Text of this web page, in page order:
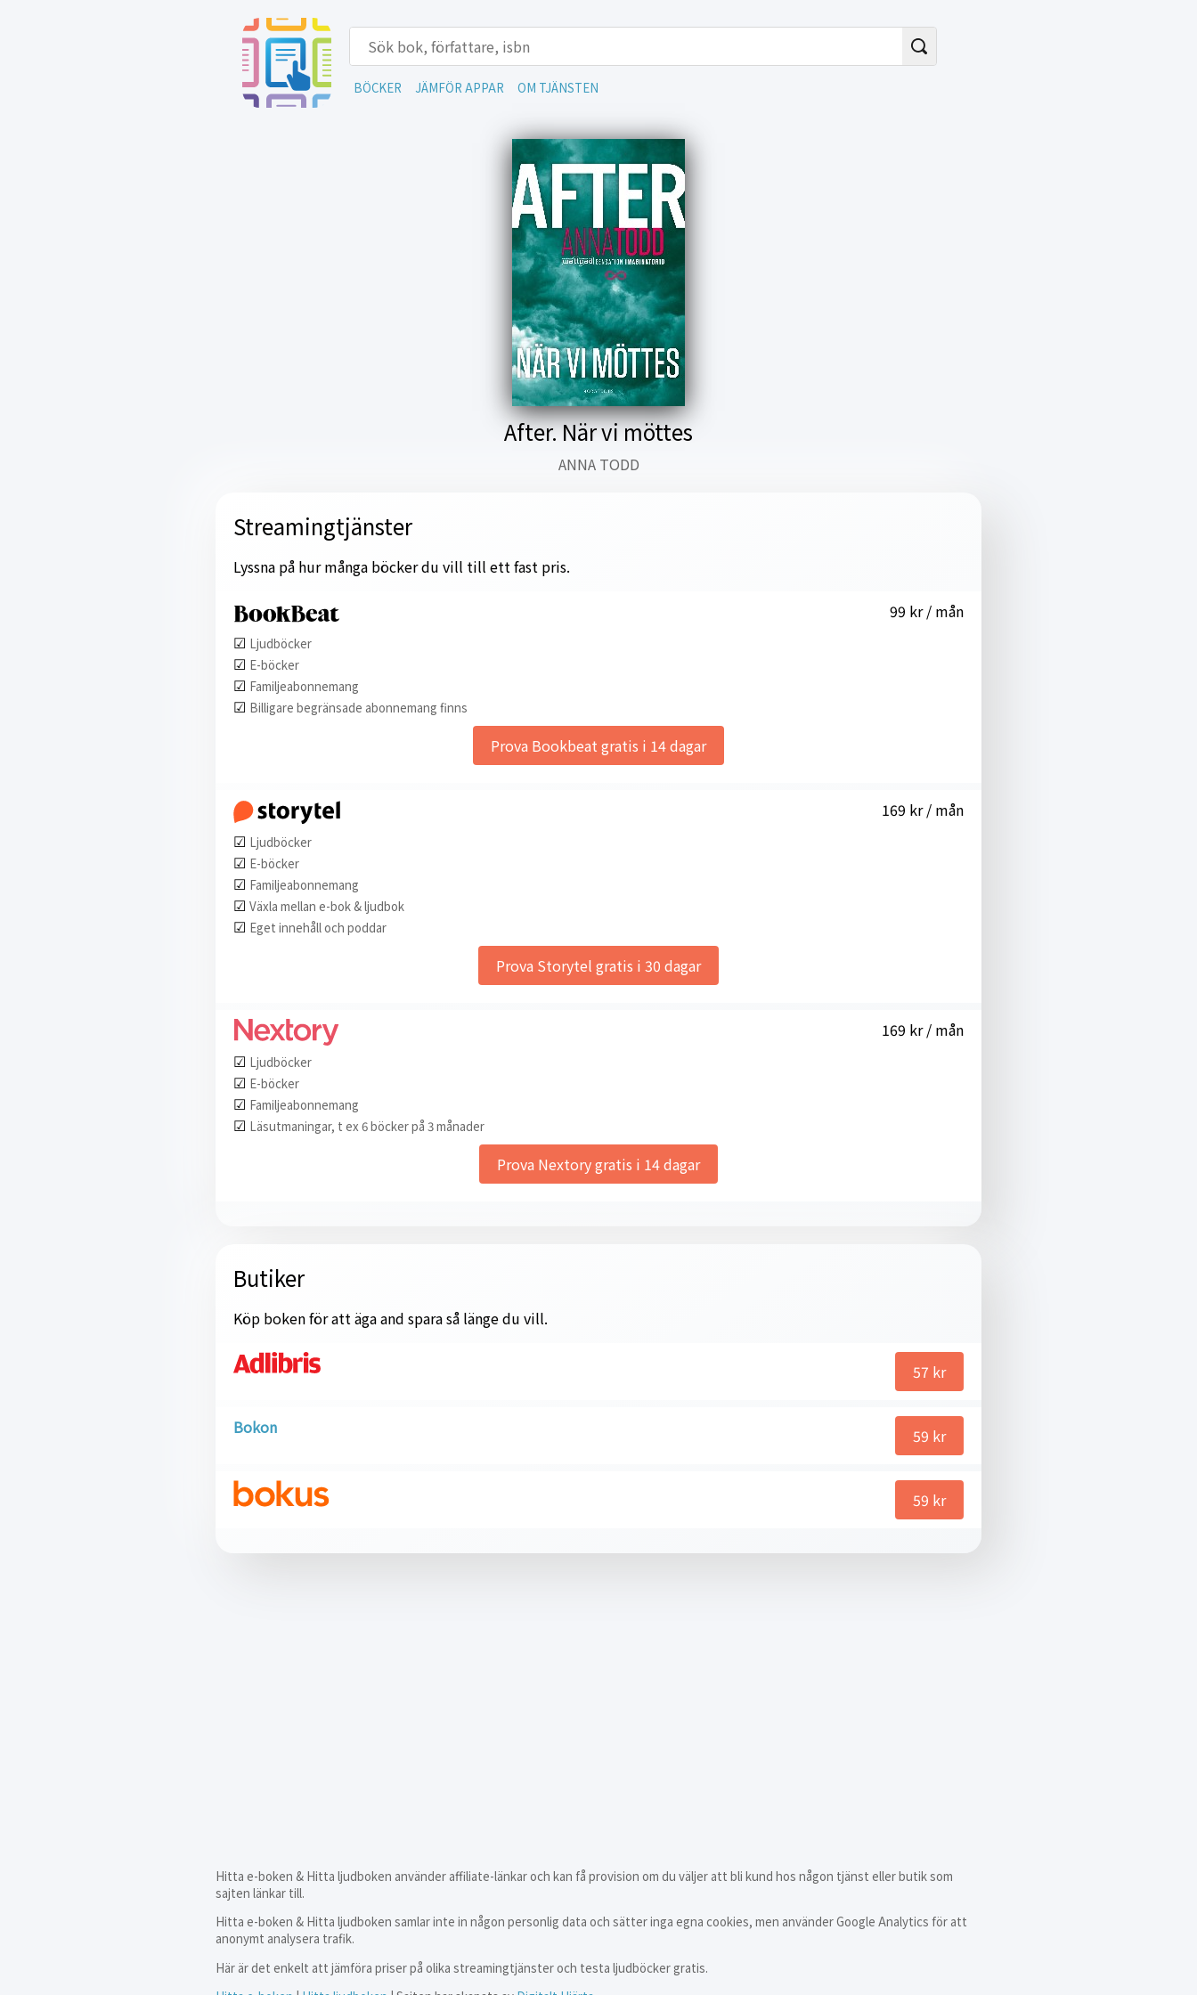
BÖCKER JÄMFÖR APPAR OM TJÄNSTEN
After. När vi möttes
ANNA TODD
Streamingtjänster
Lyssna på hur många böcker du vill till ett fast pris.
99 kr / mån
☑︎ Ljudböcker
☑︎ E-böcker
☑︎ Familjeabonnemang
☑︎ Billigare begränsade abonnemang finns
Prova Bookbeat gratis i 14 dagar
169 kr / mån
☑︎ Ljudböcker
☑︎ E-böcker
☑︎ Familjeabonnemang
☑︎ Växla mellan e-bok & ljudbok
☑︎ Eget innehåll och poddar
Prova Storytel gratis i 30 dagar
169 kr / mån
☑︎ Ljudböcker
☑︎ E-böcker
☑︎ Familjeabonnemang
☑︎ Läsutmaningar, t ex 6 böcker på 3 månader
Prova Nextory gratis i 14 dagar
Butiker
Köp boken för att äga and spara så länge du vill.
57 kr
Bokon 59 kr
59 kr
Hitta e-boken & Hitta ljudboken använder affiliate-länkar och kan få provision om du väljer att bli kund hos någon tjänst eller butik som
sajten länkar till.
Hitta e-boken & Hitta ljudboken samlar inte in någon personlig data och sätter inga egna cookies, men använder Google Analytics för att
anonymt analysera trafik.
Här är det enkelt att jämföra priser på olika streamingtjänster och testa ljudböcker gratis.